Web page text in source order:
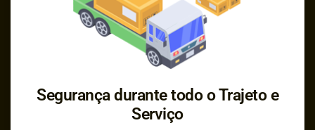
Segurança durante todo o Trajeto e
Serviço